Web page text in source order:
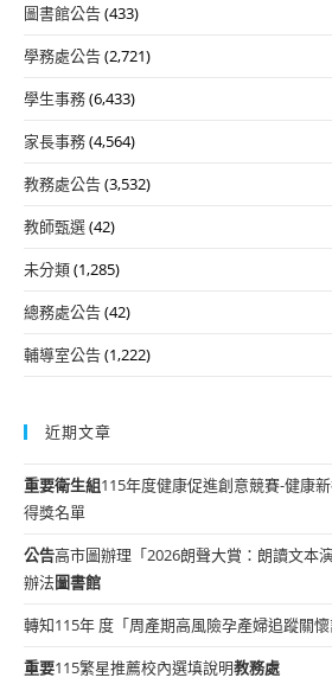
圖書館公告(433)
學務處公告(2,721)
學生事務(6,433)
家長事務(4,564)
教務處公告(3,532)
教師甄選(42)
未分類(1,285)
總務處公告(42)
輔導室公告(1,222)
近期文章
重要衛生組115年度健康促進創意競賽-健康
得獎名單
公告高市圖辦理「2026朗聲大賞：朗讀文本
辦法圖書館
轉知115年 度「周產期高風險孕產婦追蹤關懷
重要115繁星推薦校內選填說明教務處